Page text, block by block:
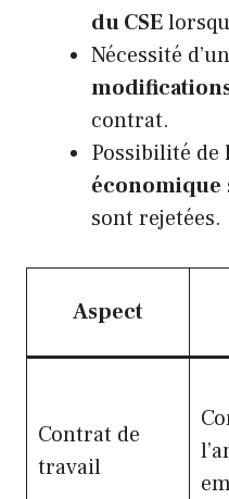
du CSE
Nécessité
contrat.
Possibilité de
économique
sont rejetées.
Aspect
Contrat de
travail